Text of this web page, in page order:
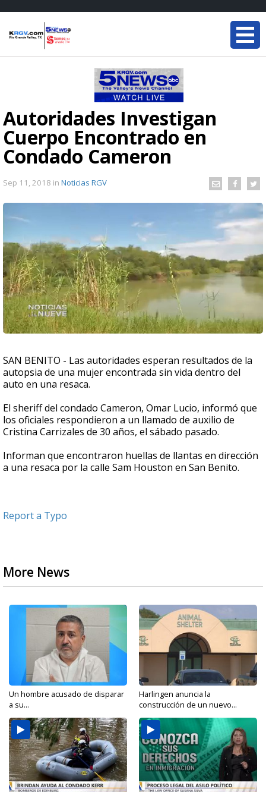
Autoridades Investigan
Cuerpo Encontrado en
Condado Cameron
Sep 11, 2018 in Noticias RGV
SAN BENITO - Las autoridades esperan resultados de la
autopsia de una mujer encontrada sin vida dentro del
auto en una resaca.
El sheriff del condado Cameron, Omar Lucio, informó que
los oficiales respondieron a un llamado de auxilio de
Cristina Carrizales de 30 años, el sábado pasado.
Informan que encontraron huellas de llantas en dirección
a una resaca por la calle Sam Houston en San Benito.
Report a Typo
More News
Un hombre acusado de disparar
a su...
Harlingen anuncia la
construcción de un nuevo...